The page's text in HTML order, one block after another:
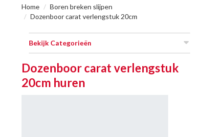
Home
Boren breken slijpen
Dozenboor carat verlengstuk 20cm
Bekijk Categorieën
Dozenboor carat verlengstuk
20cm huren